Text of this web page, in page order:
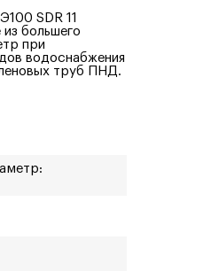
SDR 11
большего
при
водоснабжения
труб ПНД.